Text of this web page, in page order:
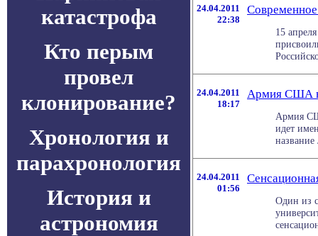
катастрофа
Кто перым
провел
клонирование?
Хронология и
парахронология
История и
астрономия
24.04.2011
22:38
Современное
15
24.04.2011
18:17
Армия США
Армия
идет
24.04.2011
01:56
Один из